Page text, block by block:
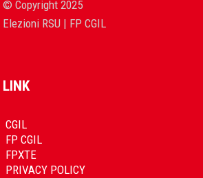
© Copyright 2025
Elezioni RSU | FP CGIL
LINK
CGIL
FP CGIL
FPXTE
PRIVACY POLICY